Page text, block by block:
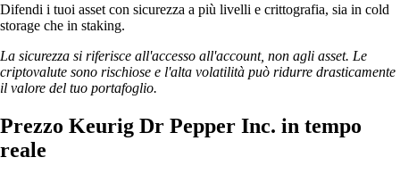
Difendi i tuoi asset con sicurezza a più livelli e crittografia, sia in cold
storage che in staking.
La sicurezza si riferisce all'accesso all'account, non agli asset. Le
criptovalute sono rischiose e l'alta volatilità può ridurre drasticamente
il valore del tuo portafoglio.
Prezzo Keurig Dr Pepper Inc. in tempo
reale